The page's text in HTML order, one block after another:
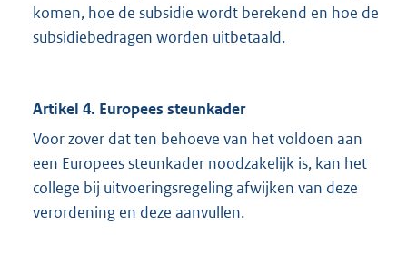
komen, hoe de subsidie wordt berekend en hoe de
subsidiebedragen worden uitbetaald.
Artikel 4. Europees steunkader
Voor zover dat ten behoeve van het voldoen aan
een Europees steunkader noodzakelijk is, kan het
college bij uitvoeringsregeling afwijken van deze
verordening en deze aanvullen.